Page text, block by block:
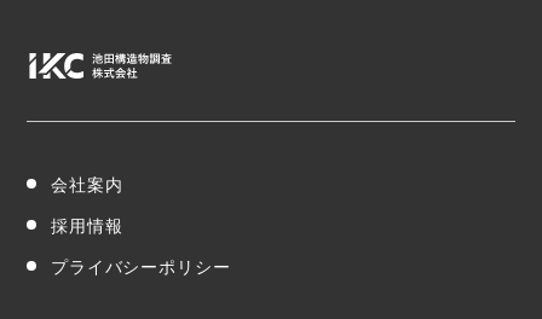
会社案内
採用情報
プライバシーポリシー